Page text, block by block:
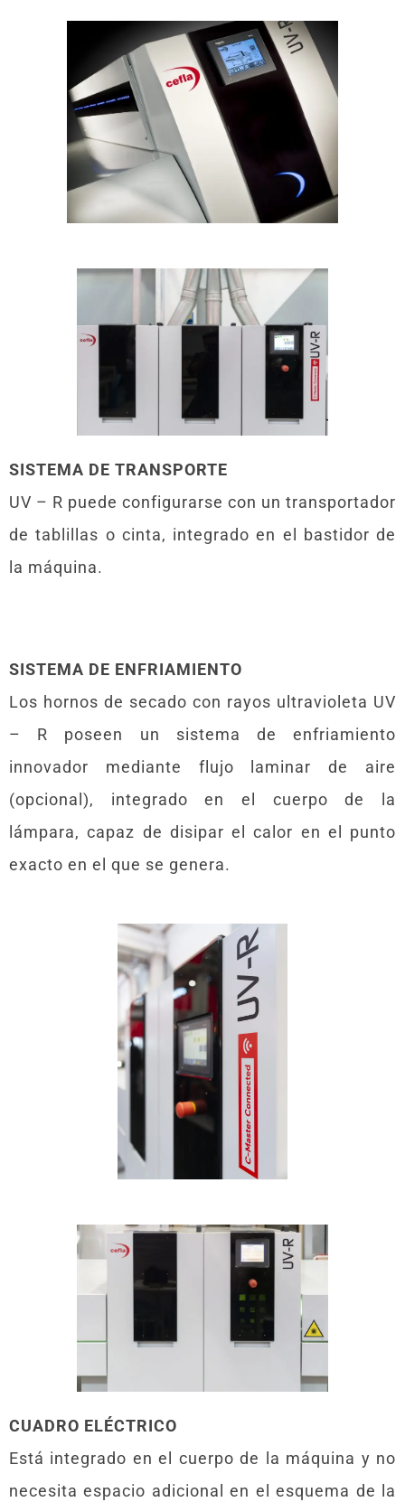
SISTEMA DE TRANSPORTE
UV – R puede configurarse con un transportador
de tablillas o cinta, integrado en el bastidor de
la máquina.
SISTEMA DE ENFRIAMIENTO
Los hornos de secado con rayos ultravioleta UV
– R poseen un sistema de enfriamiento
innovador mediante flujo laminar de aire
(opcional), integrado en el cuerpo de la
lámpara, capaz de disipar el calor en el punto
exacto en el que se genera.
CUADRO ELÉCTRICO
Está integrado en el cuerpo de la máquina y no
necesita espacio adicional en el esquema de la